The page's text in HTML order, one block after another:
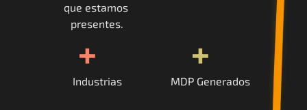
que estamos
presentes.
+
Industrias
+
MDP Generados